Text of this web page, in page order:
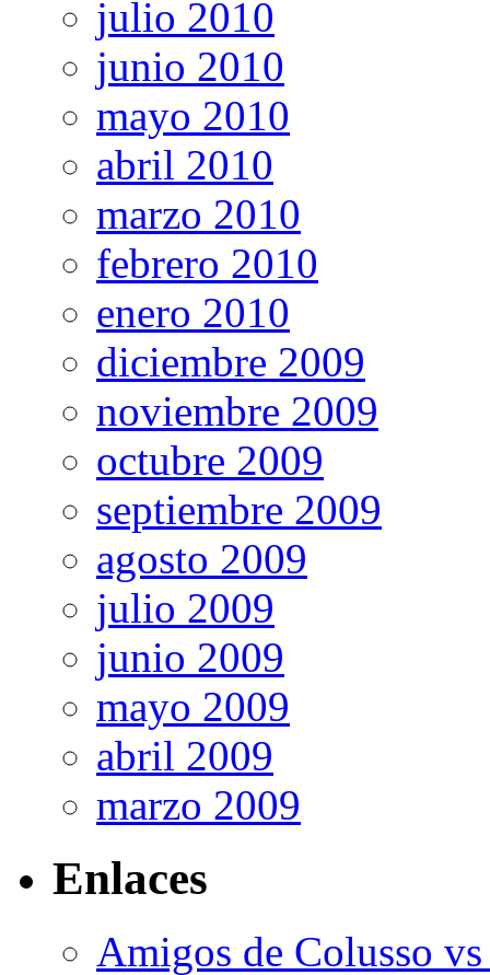
julio 2010
junio 2010
mayo 2010
abril 2010
marzo 2010
febrero 2010
enero 2010
diciembre 2009
noviembre 2009
octubre 2009
septiembre 2009
agosto 2009
julio 2009
junio 2009
mayo 2009
abril 2009
marzo 2009
Enlaces
Amigos de Colusso